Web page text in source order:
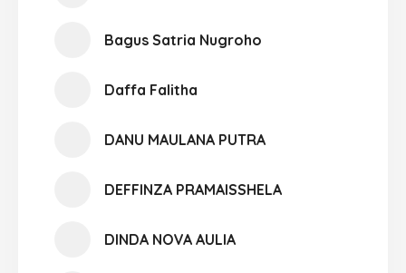
Bagus Satria Nugroho
Daffa Falitha
DANU MAULANA PUTRA
DEFFINZA PRAMAISSHELA
DINDA NOVA AULIA